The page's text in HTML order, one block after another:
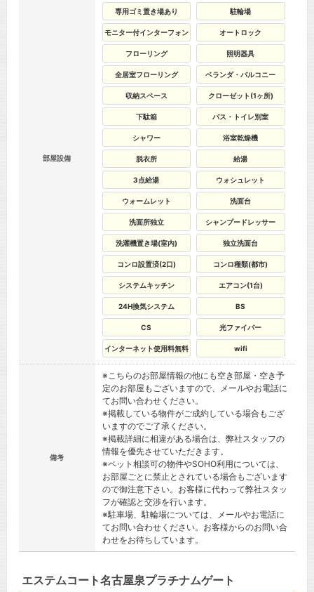
部屋設備
専用ゴミ置き場あり 駐輪場
モニター付インターフォン オートロック
フローリング 照明器具
全居室フローリング ベランダ・バルコニー
収納スペース クローゼット(1ヶ所)
下駄箱 バス・トイレ別室
シャワー 浴室乾燥機
脱衣所 給湯
3点給湯 ウォシュレット
ウォームレット 洗面台
洗面所独立 シャンプードレッサー
洗濯機置き場(室内) 独立洗面台
コンロ設置済(2口) コンロ種類(都市)
システムキッチン エアコン(1台)
24H換気システム BS
CS 光ファイバー
インターネット使用料無料 wifi
備考
※こちらのお部屋情報の他にも空き部屋・空き予
定のお部屋もございますので、メールやお電話に
てお問い合わせください。
※掲載している物件がご成約している場合もござ
いますのでご了承ください。
※掲載詳細に相違がある場合は、弊社スタッフの
情報を優先させていただきます。
※ペット相談可の物件やSOHO利用については、
お部屋ごとに禁止とされている場合もございます
ので御注意下さい。お客様に代わって弊社スタッ
フが確認と交渉を行います。
※駐車場、駐輪場については、メールやお電話に
てお問い合わせください。お客様からのお問い合
わせをお待ちしています。
エステムコート名古屋泉プラチナムゲート